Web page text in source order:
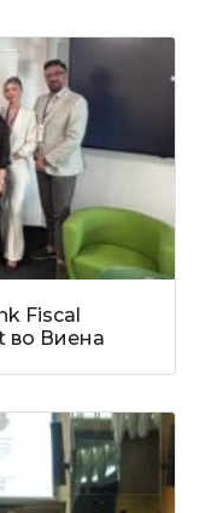
Fiscal
во Виена